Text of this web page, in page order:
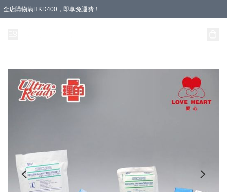
全店購物滿HKD400，即享免運費！